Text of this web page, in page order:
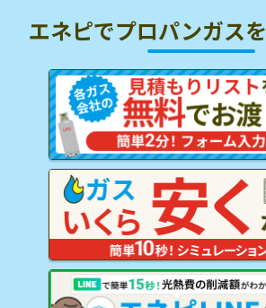
エネピでプロパンガスを